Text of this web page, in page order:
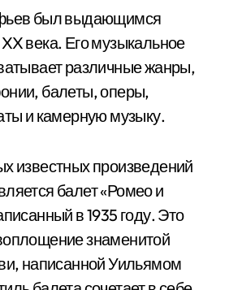
был выдающимся
века. Его музыкальное
различные жанры,
балеты, оперы,
и камерную музыку.
известных произведений
балет «Ромео и
в 1935 году. Это
знаменитой
написанной Уильямом